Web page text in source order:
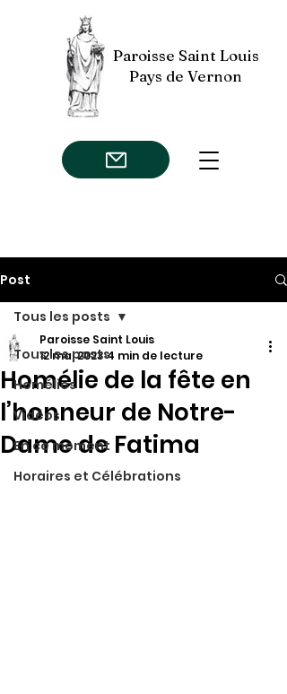
Paroisse Saint Louis
Pays de Vernon
Post
Tous les posts
Homélies
Vidéos
En ce moment
Horaires et Célébrations
Tous les posts
Homélie de la fête en
l’honneur de Notre-
Dame de Fatima
Paroisse Saint Louis
12 mai 2023 4 min de lecture